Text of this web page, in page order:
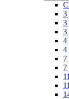
3
3
3
4
4
7
7